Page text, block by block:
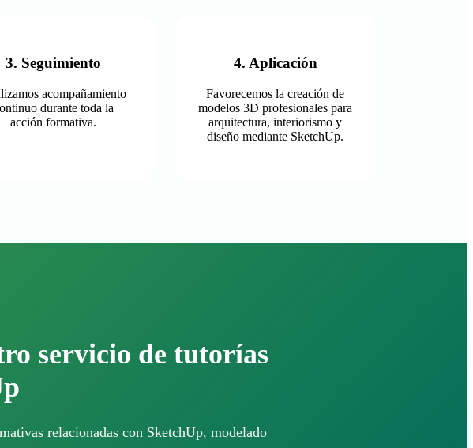
3. Seguimiento
acompañamiento
durante toda la
acción formativa.
4. Aplicación
Favorecemos la creación de
modelos 3D profesionales para
arquitectura, interiorismo y
diseño mediante SketchUp.
servicio de tutorías
relacionadas con SketchUp, modelado